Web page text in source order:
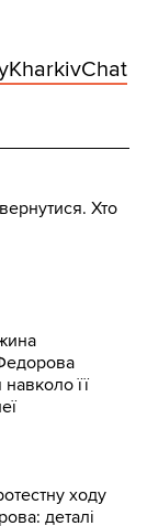
Хто
навколо її
ходу
деталі